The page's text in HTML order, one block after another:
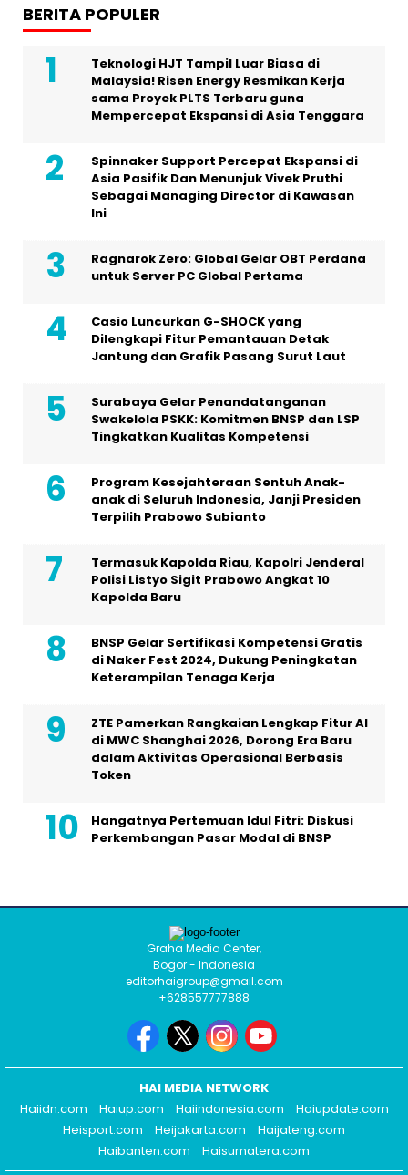
BERITA POPULER
Teknologi HJT Tampil Luar Biasa di
Malaysia! Risen Energy Resmikan Kerja
sama Proyek PLTS Terbaru guna
Mempercepat Ekspansi di Asia Tenggara
Spinnaker Support Percepat Ekspansi di
Asia Pasifik Dan Menunjuk Vivek Pruthi
Sebagai Managing Director di Kawasan
Ini
Ragnarok Zero: Global Gelar OBT Perdana
untuk Server PC Global Pertama
Casio Luncurkan G-SHOCK yang
Dilengkapi Fitur Pemantauan Detak
Jantung dan Grafik Pasang Surut Laut
Surabaya Gelar Penandatanganan
Swakelola PSKK: Komitmen BNSP dan LSP
Tingkatkan Kualitas Kompetensi
Program Kesejahteraan Sentuh Anak-
anak di Seluruh Indonesia, Janji Presiden
Terpilih Prabowo Subianto
Termasuk Kapolda Riau, Kapolri Jenderal
Polisi Listyo Sigit Prabowo Angkat 10
Kapolda Baru
BNSP Gelar Sertifikasi Kompetensi Gratis
di Naker Fest 2024, Dukung Peningkatan
Keterampilan Tenaga Kerja
ZTE Pamerkan Rangkaian Lengkap Fitur AI
di MWC Shanghai 2026, Dorong Era Baru
dalam Aktivitas Operasional Berbasis
Token
Hangatnya Pertemuan Idul Fitri: Diskusi
Perkembangan Pasar Modal di BNSP
Graha Media Center,
Bogor - Indonesia
editorhaigroup@gmail.com
+628557777888
HAI MEDIA NETWORK
Haiidn.com
Haiup.com Haiindonesia.com
Haiupdate.com
Heisport.com
Heijakarta.com
Haijateng.com
Haibanten.com
Haisumatera.com